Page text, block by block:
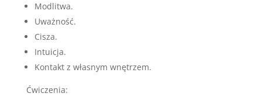
Modlitwa.
Uważność.
Cisza.
Intuicja.
Kontakt z własnym wnętrzem.
Ćwiczenia: